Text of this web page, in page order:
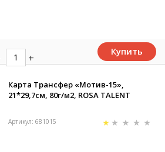
Купить
Карта Трансфер «Мотив-15»,
21*29,7см, 80г/м2, ROSA TALENT
Артикул: 681015